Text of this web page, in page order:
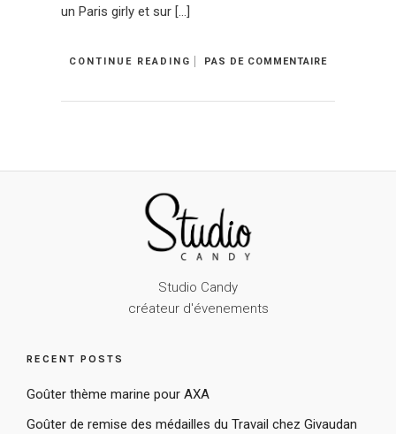
un Paris girly et sur […]
CONTINUE READING PAS DE COMMENTAIRE
Studio Candy
créateur d'évenements
RECENT POSTS
Goûter thème marine pour AXA
Goûter de remise des médailles du Travail chez Givaudan